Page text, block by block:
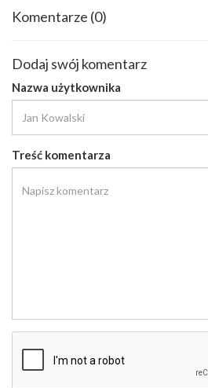
Komentarze (0)
Dodaj swój komentarz
Nazwa użytkownika
Treść komentarza